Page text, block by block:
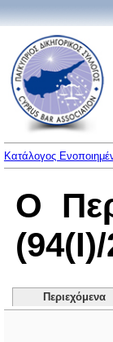
Κατάλογος
Ο
Περιεχόμενα